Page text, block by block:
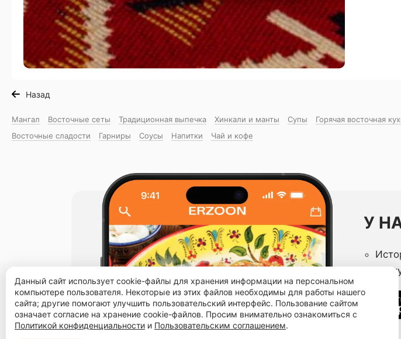
Назад
Мангал Восточные сеты Традиционная выпечка Хинкали и манты Супы Горячая восточная
Восточные сладости
Гарниры Соусы Напитки Чай и кофе
У
Данный сайт использует cookie-файлы для хранения информации на персональном
компьютере пользователя. Некоторые из этих файлов необходимы для работы нашего
сайта; другие помогают улучшить пользовательский интерфейс. Пользование сайтом
означает согласие на хранение cookie-файлов. Просим внимательно ознакомиться с
Политикой конфиденциальности и Пользовательским соглашением.